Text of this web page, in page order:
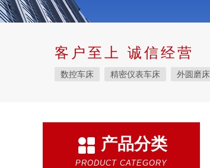
客户至上 诚信经营
数控车床 精密仪表车床 外圆磨床
产品分类
PRODUCT CATEGORY